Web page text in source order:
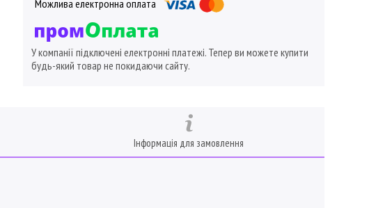
У компанії підключені електронні платежі. Тепер ви можете купити
будь-який товар не покидаючи сайту.
Інформація для замовлення